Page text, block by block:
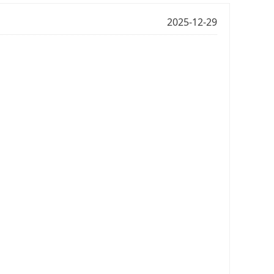
2025-12-29